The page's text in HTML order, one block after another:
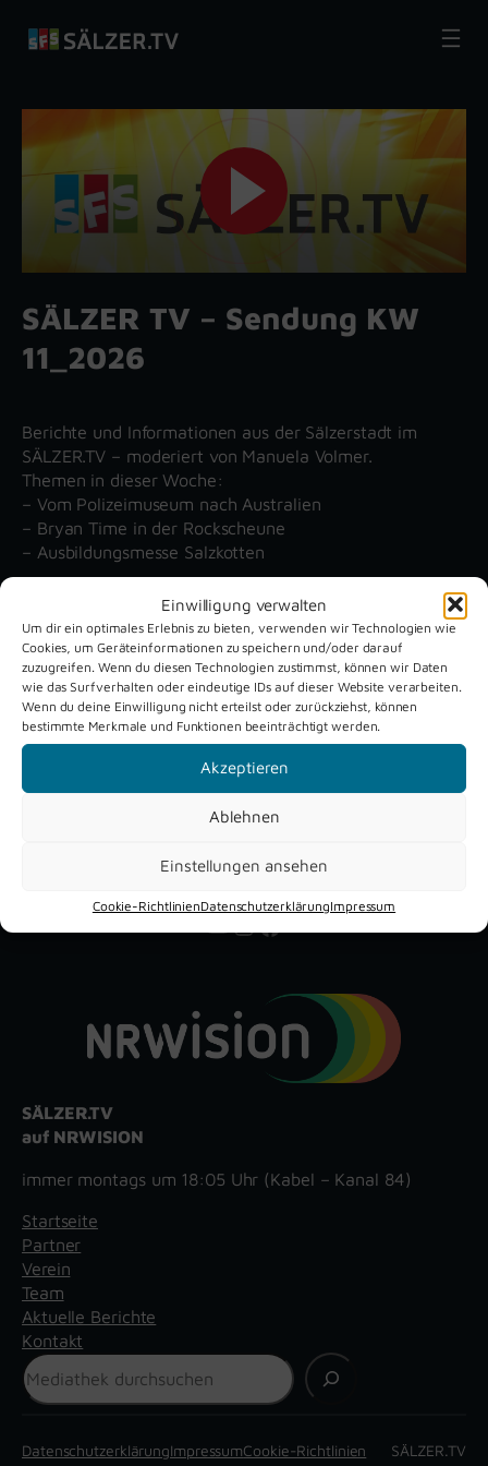
Einwilligung verwalten
Um dir ein optimales Erlebnis zu bieten, verwenden wir Technologien wie
Cookies, um Geräteinformationen zu speichern und/oder darauf
zuzugreifen. Wenn du diesen Technologien zustimmst, können wir Daten
wie das Surfverhalten oder eindeutige IDs auf dieser Website verarbeiten.
Wenn du deine Einwilligung nicht erteilst oder zurückziehst, können
bestimmte Merkmale und Funktionen beeinträchtigt werden.
Akzeptieren
Ablehnen
Einstellungen ansehen
Cookie-RichtlinienDatenschutzerklärungImpressum
Inhalt
SÄLZER TV – Sendung KW
11_2026
Berichte und Informationen aus der Sälzerstadt im
SÄLZER.TV – moderiert von Manuela Volmer.
Themen in dieser Woche:
– Vom Polizeimuseum nach Australien
– Bryan Time in der Rockscheune
– Ausbildungsmesse Salzkotten
Unsere aktuellen Reportagen
Schützenfest
Verne 2026
Dreckburg
Instagram
Facebook
SÄLZER.TV
auf NRWISION
immer montags um 18:05 Uhr (Kabel – Kanal 84)
Startseite
Partner
Verein
Team
Aktuelle Berichte
Kontakt
Suchen
DatenschutzerklärungImpressumCookie-Richtlinien SÄLZER.TV